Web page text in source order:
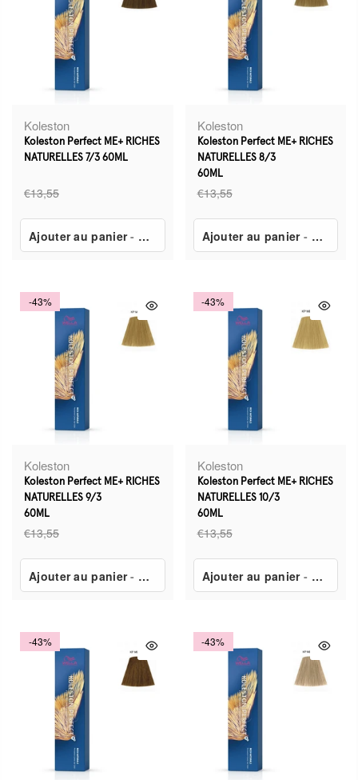
Koleston
Koleston Perfect ME+ RICHES
NATURELLES 7/3 60ML
€13,55
Ajouter au panier- €7,80
Koleston
Koleston Perfect ME+ RICHES
NATURELLES 8/3
60ML
€13,55
Ajouter au panier- €7,80
-43%
Koleston
Koleston Perfect ME+ RICHES
NATURELLES 9/3
60ML
€13,55
Ajouter au panier- €7,80
-43%
Koleston
Koleston Perfect ME+ RICHES
NATURELLES 10/3
60ML
€13,55
Ajouter au panier- €7,80
-43% -43%